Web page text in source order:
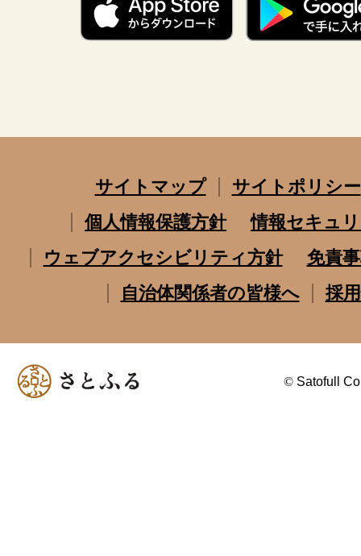
サイトマップ
サイトポリシー
個人情報保護方針
情報セキュ
ウェブアクセシビリティ方針
免責
自治体関係者の皆様へ
採
© Satofull